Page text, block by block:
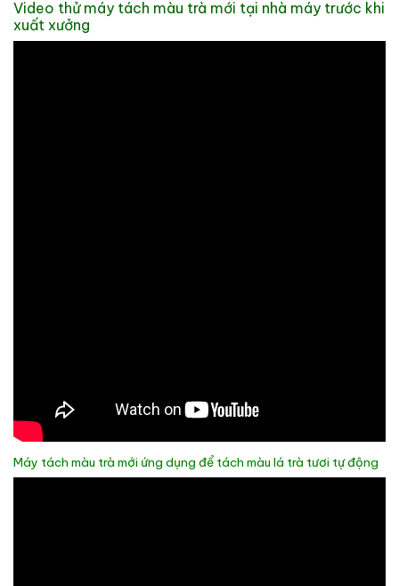
Video thử máy tách màu trà mới tại nhà máy trước khi
xuất xưởng
Máy tách màu trà mới ứng dụng để tách màu lá trà tươi tự động